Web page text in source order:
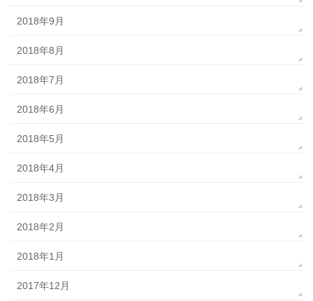
2018年9月
2018年8月
2018年7月
2018年6月
2018年5月
2018年4月
2018年3月
2018年2月
2018年1月
2017年12月